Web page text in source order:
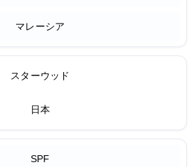
マレーシア
スターウッド
日本
SPF